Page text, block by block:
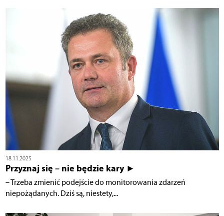
18.11.2025
Przyznaj się – nie będzie kary ►
– Trzeba zmienić podejście do monitorowania zdarzeń
niepożądanych. Dziś są, niestety,...